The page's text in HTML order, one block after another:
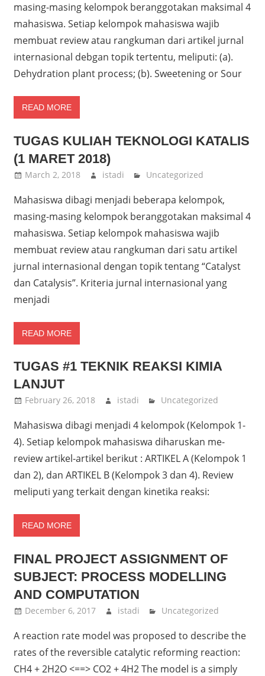
masing-masing kelompok beranggotakan maksimal 4
mahasiswa. Setiap kelompok mahasiswa wajib
membuat review atau rangkuman dari artikel jurnal
internasional debgan topik tertentu, meliputi: (a).
Dehydration plant process; (b). Sweetening or Sour
READ MORE
TUGAS KULIAH TEKNOLOGI KATALIS
(1 MARET 2018)
March 2, 2018 istadi Uncategorized
Mahasiswa dibagi menjadi beberapa kelompok,
masing-masing kelompok beranggotakan maksimal 4
mahasiswa. Setiap kelompok mahasiswa wajib
membuat review atau rangkuman dari satu artikel
jurnal internasional dengan topik tentang “Catalyst
dan Catalysis”. Kriteria jurnal internasional yang
menjadi
READ MORE
TUGAS #1 TEKNIK REAKSI KIMIA
LANJUT
February 26, 2018 istadi Uncategorized
Mahasiswa dibagi menjadi 4 kelompok (Kelompok 1-
4). Setiap kelompok mahasiswa diharuskan me-
review artikel-artikel berikut : ARTIKEL A (Kelompok 1
dan 2), dan ARTIKEL B (Kelompok 3 dan 4). Review
meliputi yang terkait dengan kinetika reaksi:
READ MORE
FINAL PROJECT ASSIGNMENT OF
SUBJECT: PROCESS MODELLING
AND COMPUTATION
December 6, 2017 istadi Uncategorized
A reaction rate model was proposed to describe the
rates of the reversible catalytic reforming reaction:
CH4 + 2H2O <==> CO2 + 4H2 The model is a simply